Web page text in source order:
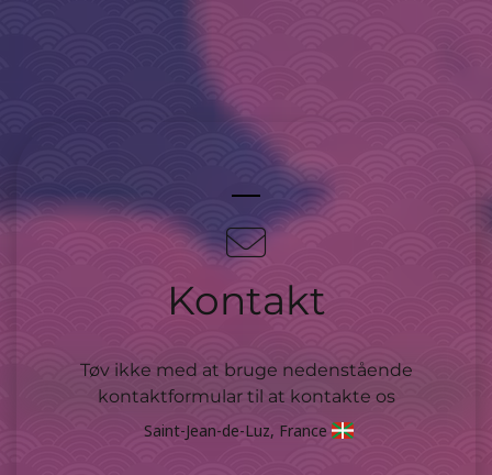
Kontakt
Tøv ikke med at bruge nedenstående
kontaktformular til at kontakte os
Saint-Jean-de-Luz, France